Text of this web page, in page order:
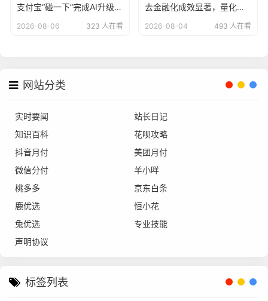
支付宝“碰一下”完成AI升级，用户已达4亿
2026-08-06 323 人在看
去金融化成效显著，量化派羊小咩告别野蛮生长？
2026-08-04 493 人在看
网站分类
实时要闻
站长日记
知识百科
花呗攻略
抖音月付
美团月付
微信分付
羊小咩
桃多多
京东白条
鹿优选
恒小花
兔优选
专业技能
声明协议
标签列表